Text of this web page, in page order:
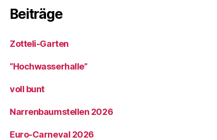
Beiträge
Zotteli-Garten
“Hochwasserhalle”
voll bunt
Narrenbaumstellen 2026
Euro-Carneval 2026